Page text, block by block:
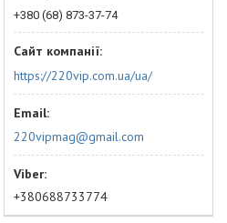
+380 (68) 873-37-74
https://220vip.com.ua/ua/
220vipmag@gmail.com
+380688733774